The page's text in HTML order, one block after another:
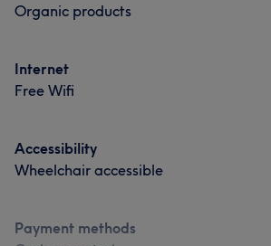
Organic products
Internet
Free Wifi
Accessibility
Wheelchair accessible
Payment methods